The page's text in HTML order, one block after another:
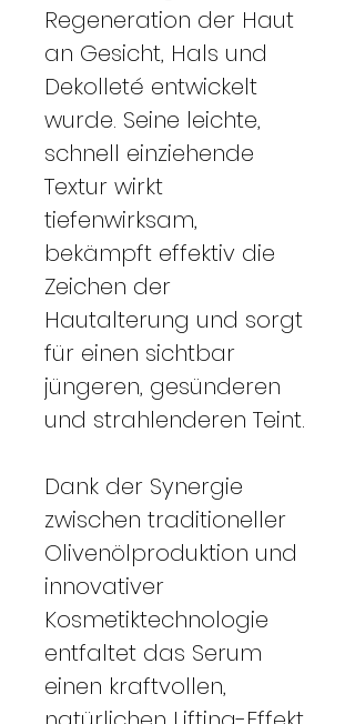
Regeneration der Haut
an Gesicht, Hals und
Dekolleté entwickelt
wurde. Seine leichte,
schnell einziehende
Textur wirkt
tiefenwirksam,
bekämpft effektiv die
Zeichen der
Hautalterung und sorgt
für einen sichtbar
jüngeren, gesünderen
und strahlenderen Teint.
Dank der Synergie
zwischen traditioneller
Olivenölproduktion und
innovativer
Kosmetiktechnologie
entfaltet das Serum
einen kraftvollen,